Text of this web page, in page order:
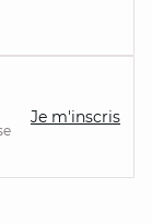
Je m'inscris